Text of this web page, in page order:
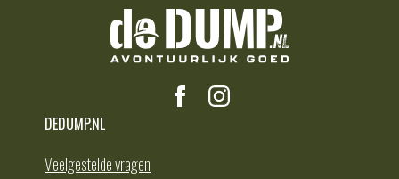
DEDUMP.NL
Veelgestelde vragen